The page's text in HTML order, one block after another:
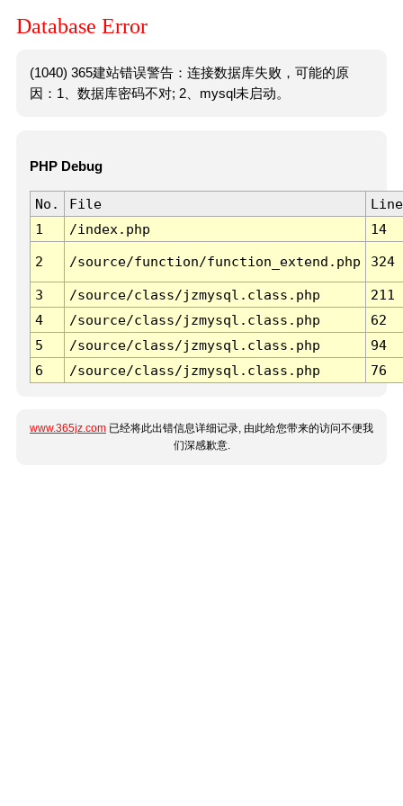
Database Error
(1040) 365建站错误警告：连接数据库失败，可能的原
因：1、数据库密码不对; 2、mysql未启动。
PHP Debug
No. File
Line
1
/index.php 14
2 /source/function/function_extend.php 324
3 /source/class/jzmysql.class.php
211
4
/source/class/jzmysql.class.php
62
5
/source/class/jzmysql.class.php
94
6
/source/class/jzmysql.class.php 76
www.365jz.com 已经将此出错信息详细记录, 由此给您带来的访问不便我
们深感歉意.